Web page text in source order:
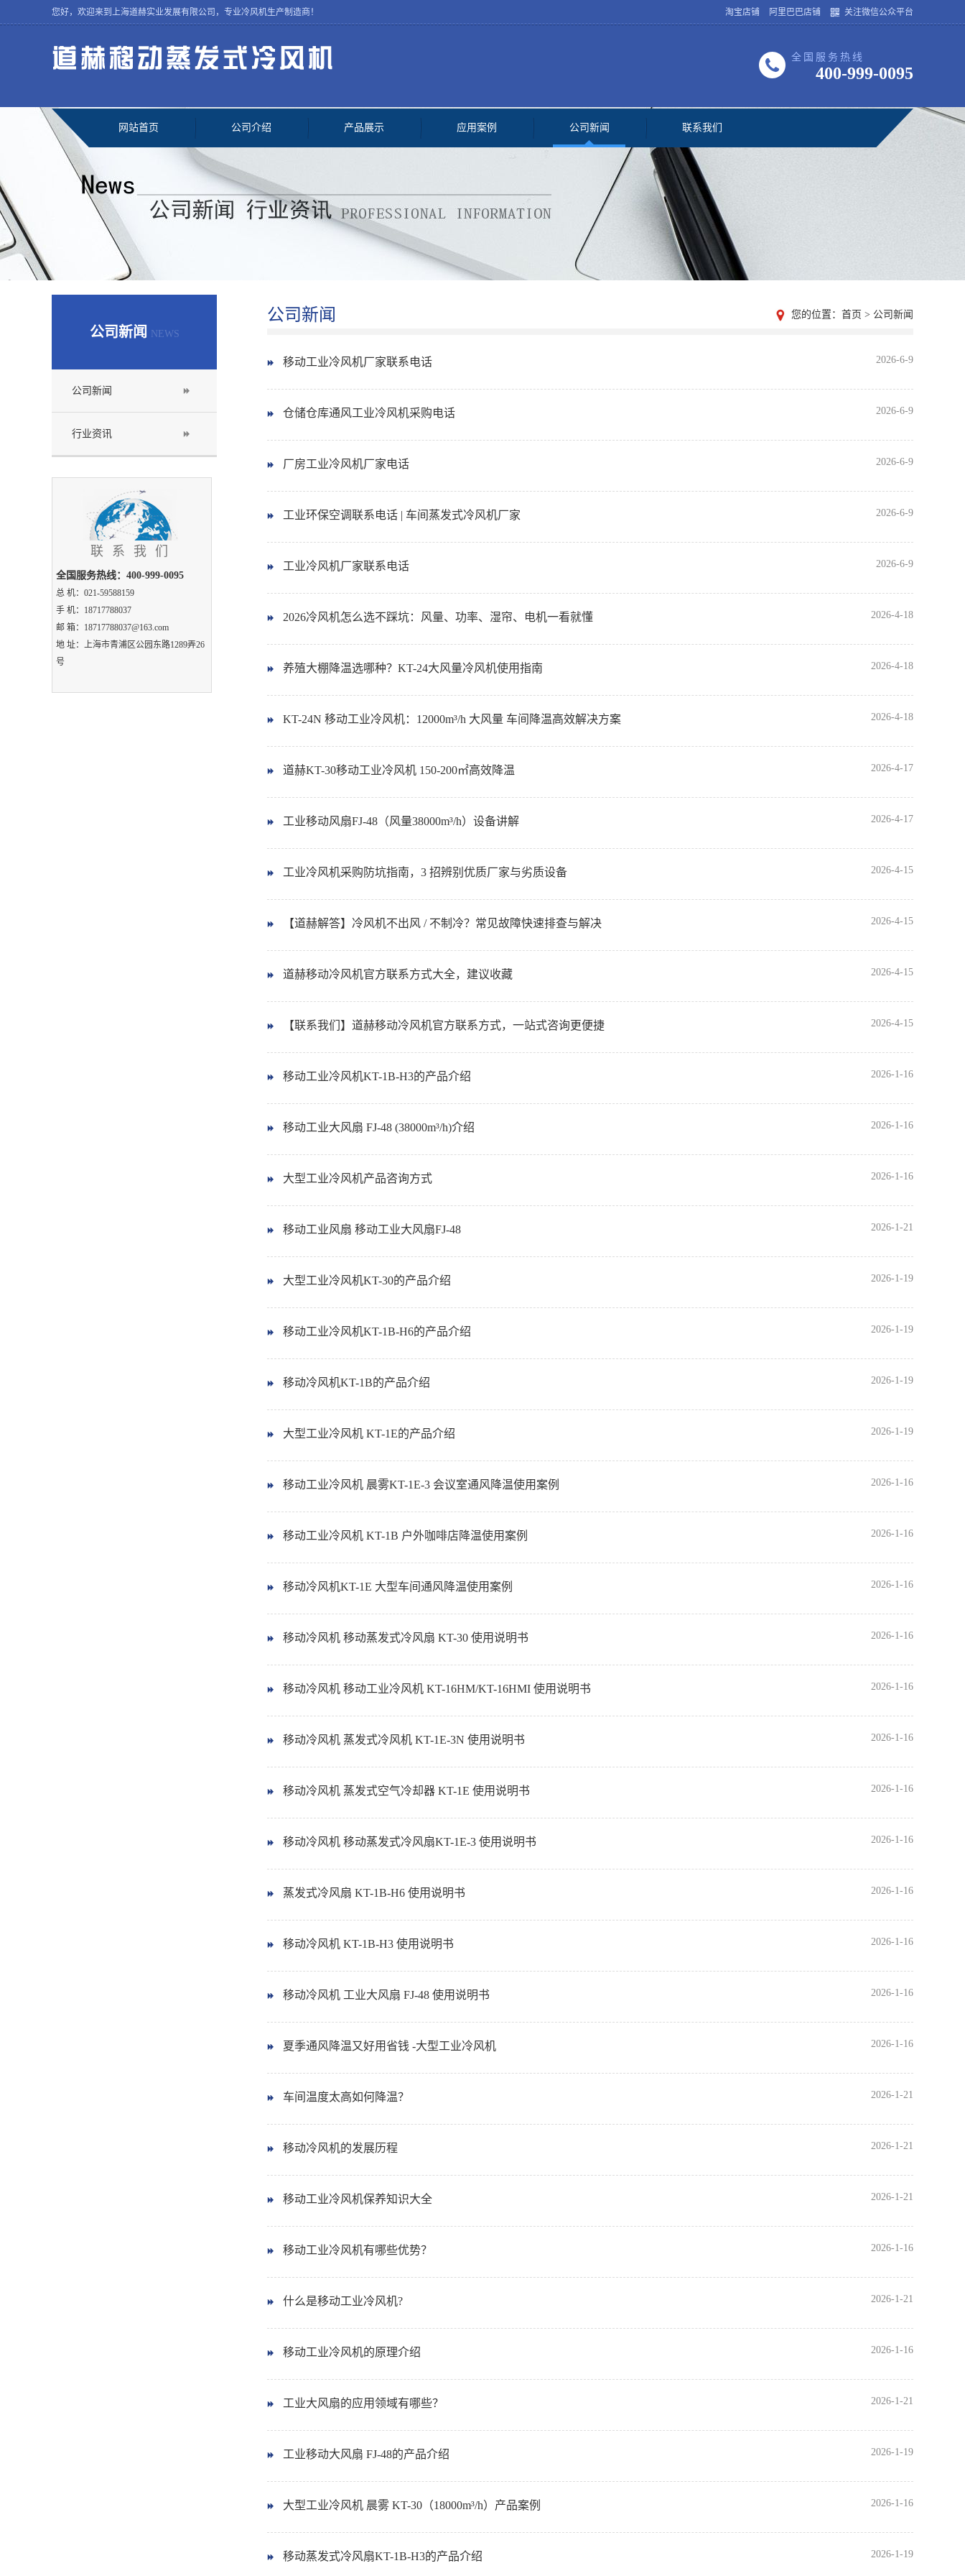
您好，欢迎来到上海道赫实业发展有限公司，专业冷风机生产制造商！ 淘宝店铺 阿里巴巴店铺 关注微信公众平台
全国服务热线
400-999-0095
网站首页 公司介绍 产品展示 应用案例 公司新闻 联系我们
公司新闻 NEWS
公司新闻
行业资讯
联系我们
全国服务热线：400-999-0095
总 机：021-59588159
手 机：18717788037
邮 箱：18717788037@163.com
地 址：上海市青浦区公园东路1289弄26
号
您的位置： 首页 > 公司新闻
公司新闻
2026-6-9
移动工业冷风机厂家联系电话
2026-6-9
仓储仓库通风工业冷风机采购电话
2026-6-9
厂房工业冷风机厂家电话
2026-6-9
工业环保空调联系电话 | 车间蒸发式冷风机厂家
2026-6-9
工业冷风机厂家联系电话
2026-4-18
2026冷风机怎么选不踩坑：风量、功率、湿帘、电机一看就懂
2026-4-18
养殖大棚降温选哪种？KT-24大风量冷风机使用指南
2026-4-18
KT-24N 移动工业冷风机：12000m³/h 大风量 车间降温高效解决方案
2026-4-17
道赫KT-30移动工业冷风机 150-200㎡高效降温
2026-4-17
工业移动风扇FJ-48（风量38000m³/h）设备讲解
2026-4-15
工业冷风机采购防坑指南，3 招辨别优质厂家与劣质设备
2026-4-15
【道赫解答】冷风机不出风 / 不制冷？常见故障快速排查与解决
2026-4-15
道赫移动冷风机官方联系方式大全，建议收藏
2026-4-15
【联系我们】道赫移动冷风机官方联系方式，一站式咨询更便捷
2026-1-16
移动工业冷风机KT-1B-H3的产品介绍
2026-1-16
移动工业大风扇 FJ-48 (38000m³/h)介绍
2026-1-16
大型工业冷风机产品咨询方式
2026-1-21
移动工业风扇 移动工业大风扇FJ-48
2026-1-19
大型工业冷风机KT-30的产品介绍
2026-1-19
移动工业冷风机KT-1B-H6的产品介绍
2026-1-19
移动冷风机KT-1B的产品介绍
2026-1-19
大型工业冷风机 KT-1E的产品介绍
2026-1-16
移动工业冷风机 晨雾KT-1E-3 会议室通风降温使用案例
2026-1-16
移动工业冷风机 KT-1B 户外咖啡店降温使用案例
2026-1-16
移动冷风机KT-1E 大型车间通风降温使用案例
2026-1-16
移动冷风机 移动蒸发式冷风扇 KT-30 使用说明书
2026-1-16
移动冷风机 移动工业冷风机 KT-16HM/KT-16HMI 使用说明书
2026-1-16
移动冷风机 蒸发式冷风机 KT-1E-3N 使用说明书
2026-1-16
移动冷风机 蒸发式空气冷却器 KT-1E 使用说明书
2026-1-16
移动冷风机 移动蒸发式冷风扇KT-1E-3 使用说明书
2026-1-16
蒸发式冷风扇 KT-1B-H6 使用说明书
2026-1-16
移动冷风机 KT-1B-H3 使用说明书
2026-1-16
移动冷风机 工业大风扇 FJ-48 使用说明书
2026-1-16
夏季通风降温又好用省钱 -大型工业冷风机
2026-1-21
车间温度太高如何降温？
2026-1-21
移动冷风机的发展历程
2026-1-21
移动工业冷风机保养知识大全
2026-1-16
移动工业冷风机有哪些优势？
2026-1-21
什么是移动工业冷风机?
2026-1-16
移动工业冷风机的原理介绍
2026-1-21
工业大风扇的应用领域有哪些？
2026-1-19
工业移动大风扇 FJ-48的产品介绍
2026-1-16
大型工业冷风机 晨雾 KT-30（18000m³/h）产品案例
2026-1-19
移动蒸发式冷风扇KT-1B-H3的产品介绍